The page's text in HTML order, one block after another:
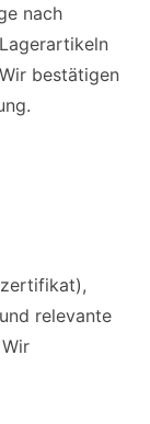
nach
bestätigen
relevante